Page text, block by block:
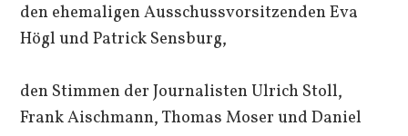
den ehemaligen Ausschussvorsitzenden Eva
Högl und Patrick Sensburg,
den Stimmen der Journalisten Ulrich Stoll,
Frank Aischmann, Thomas Moser und Daniel